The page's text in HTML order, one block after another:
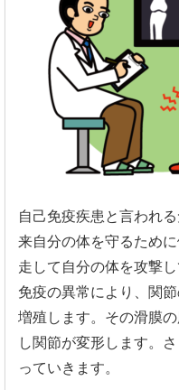
自己免疫疾患と言われ
来自分の体を守るために
走して自分の体を攻撃し
免疫の異常により、 関
増殖します。 その滑膜
し関節が変形します。
っていきます。